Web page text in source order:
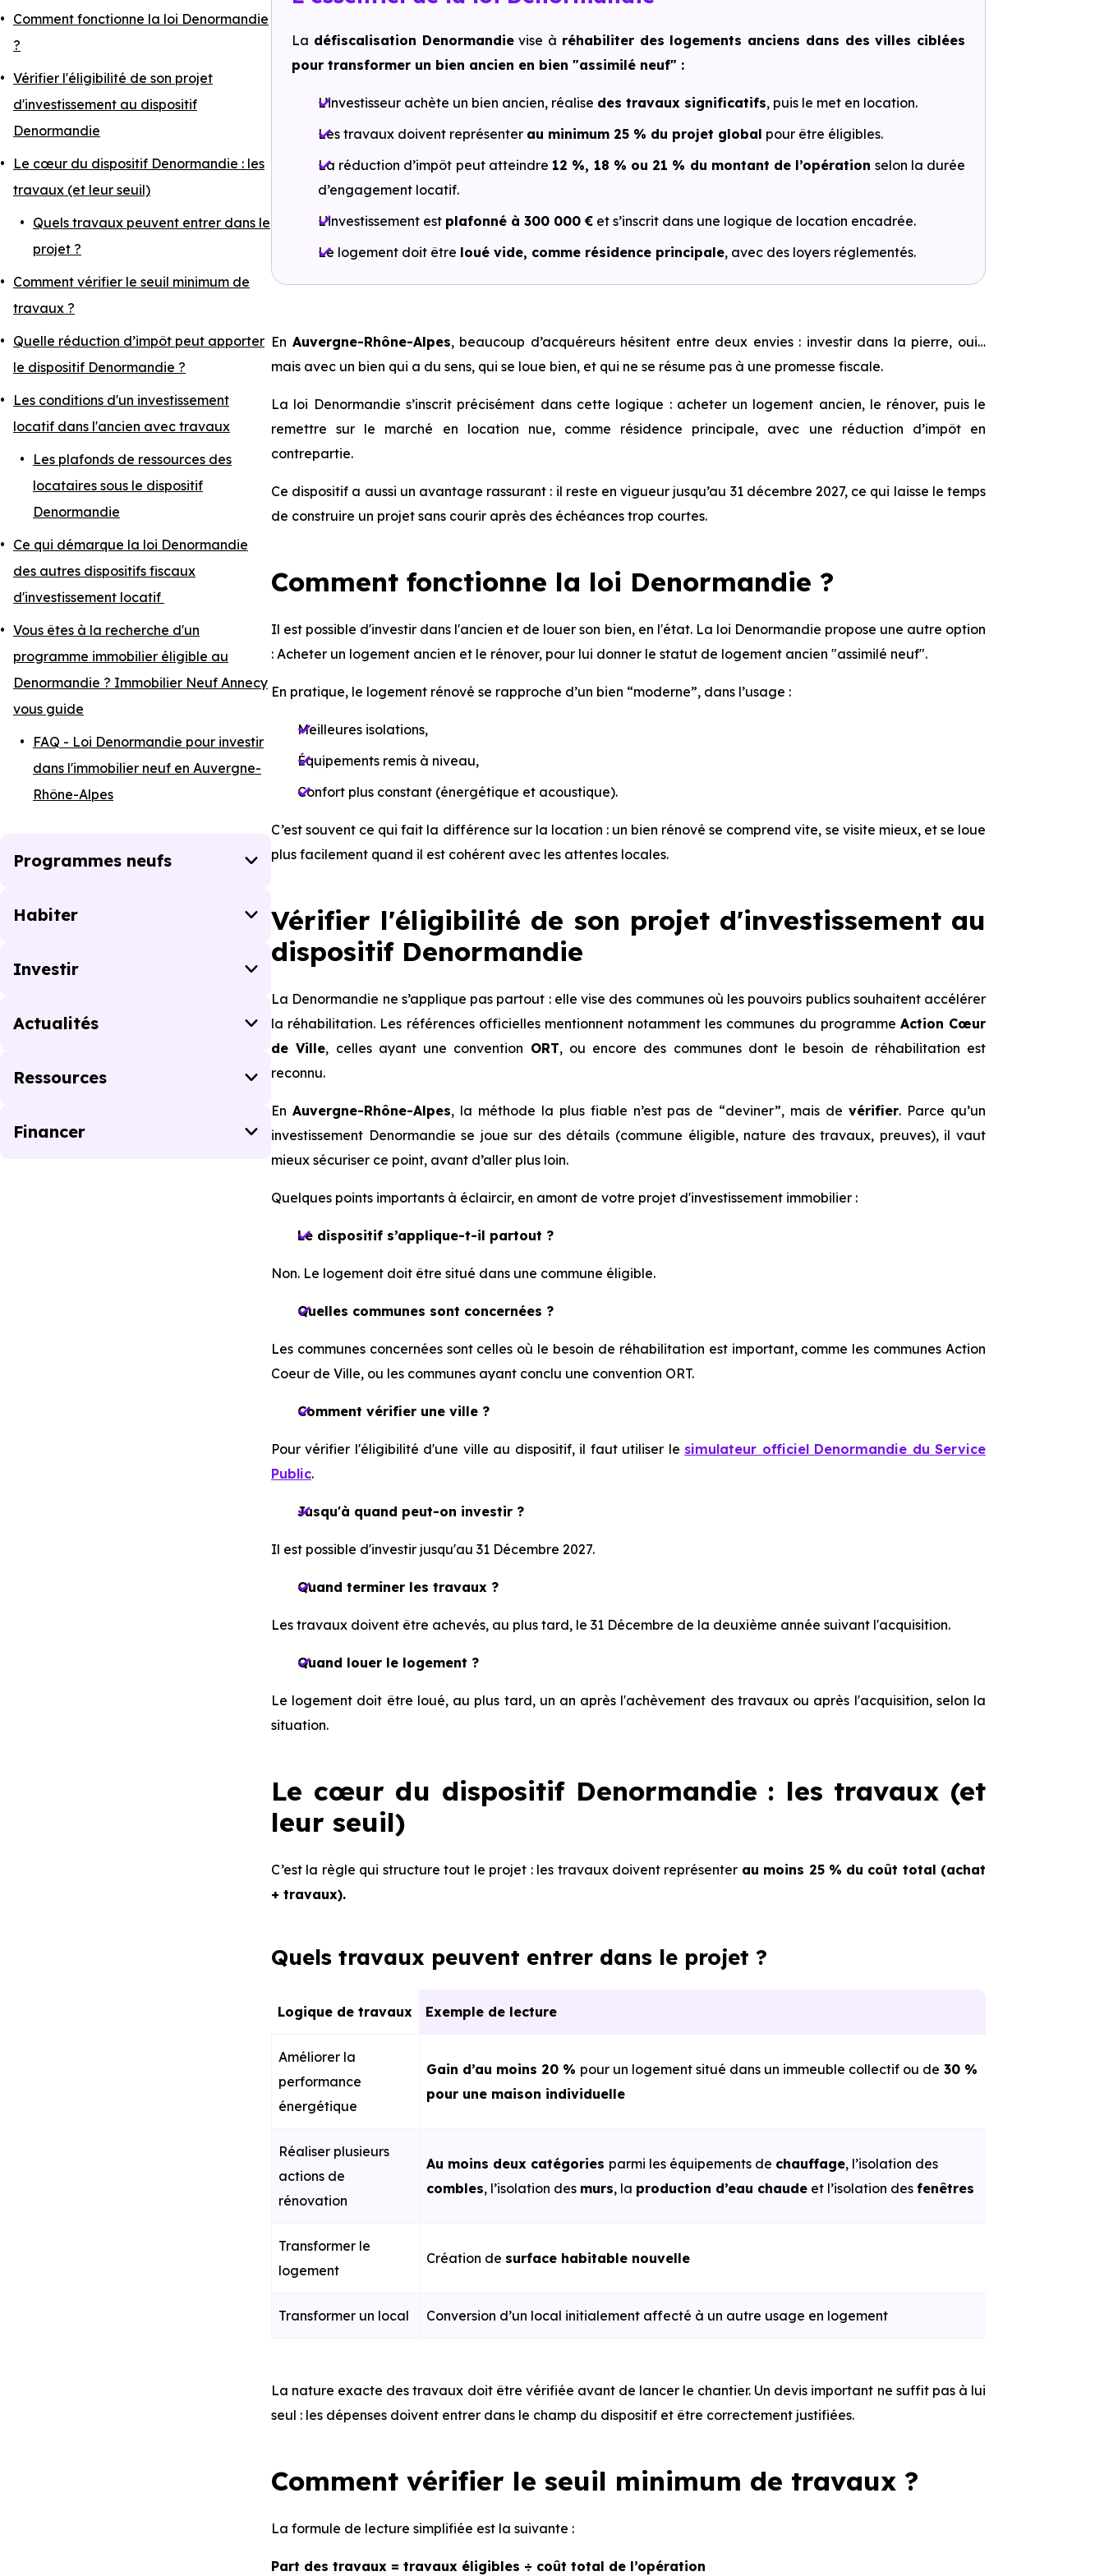
Comment fonctionne la loi Denormandie
?
Vérifier l'éligibilité de son projet
d'investissement au dispositif
Denormandie
Le cœur du dispositif Denormandie : les
travaux (et leur seuil)
Quels travaux peuvent entrer dans le
projet ?
Comment vérifier le seuil minimum de
travaux ?
Quelle réduction d’impôt peut apporter
le dispositif Denormandie ?
Les conditions d'un investissement
locatif dans l'ancien avec travaux
Les plafonds de ressources des
locataires sous le dispositif
Denormandie
Ce qui démarque la loi Denormandie
des autres dispositifs fiscaux
d'investissement locatif
Vous êtes à la recherche d'un
programme immobilier éligible au
Denormandie ? Immobilier Neuf Annecy
vous guide
FAQ - Loi Denormandie pour investir
dans l'immobilier neuf en Auvergne-
Rhône-Alpes
Programmes neufs
Habiter
Investir
Actualités
Ressources
Financer
La défiscalisation Denormandievise à réhabiliter des logements anciens dans des villes ciblées
pour transformer un bien ancien en bien "assimilé neuf" :
L’investisseur achète un bien ancien, réalise des travaux significatifs, puis le met en location.
Les travaux doivent représenter au minimum 25 % du projet global pour être éligibles.
La réduction d’impôt peut atteindre 12 %, 18 % ou 21 % du montant de l’opération selon la durée
d’engagement locatif.
L’investissement est plafonné à 300 000 € et s’inscrit dans une logique de location encadrée.
Le logement doit être loué vide, comme résidence principale, avec des loyers réglementés.
En Auvergne-Rhône-Alpes, beaucoup d’acquéreurs hésitent entre deux envies : investir dans la pierre, oui…
mais avec un bien qui a du sens, qui se loue bien, et qui ne se résume pas à une promesse fiscale.
La loi Denormandie s’inscrit précisément dans cette logique : acheter un logement ancien, le rénover, puis le
remettre sur le marché en location nue, comme résidence principale, avec une réduction d’impôt en
contrepartie.
Ce dispositif a aussi un avantage rassurant : il reste en vigueur jusqu’au 31 décembre 2027, ce qui laisse le temps
de construire un projet sans courir après des échéances trop courtes.
Comment fonctionne la loi Denormandie ?
Il est possible d'investir dans l'ancien et de louer son bien, en l'état. La loi Denormandie propose une autre option
: Acheter un logement ancien et le rénover, pour lui donner le statut de logement ancien "assimilé neuf".
En pratique, le logement rénové se rapproche d’un bien “moderne”, dans l’usage :
Meilleures isolations,
Équipements remis à niveau,
Confort plus constant (énergétique et acoustique).
C’est souvent ce qui fait la différence sur la location : un bien rénové se comprend vite, se visite mieux, et se loue
plus facilement quand il est cohérent avec les attentes locales.
Vérifier l'éligibilité de son projet d'investissement au
dispositif Denormandie
La Denormandie ne s’applique pas partout : elle vise des communes où les pouvoirs publics souhaitent accélérer
la réhabilitation. Les références officielles mentionnent notamment les communes du programme Action Cœur
de Ville, celles ayant une convention ORT, ou encore des communes dont le besoin de réhabilitation est
reconnu.
En Auvergne-Rhône-Alpes, la méthode la plus fiable n’est pas de “deviner”, mais devérifier. Parce qu’un
investissement Denormandie se joue sur des détails (commune éligible, nature des travaux, preuves), il vaut
mieux sécuriser ce point, avant d’aller plus loin.
Quelques points importants à éclaircir, en amont de votre projet d'investissement immobilier :
Le dispositif s’applique-t-il partout ?
Non. Le logement doit être situé dans une commune éligible.
Quelles communes sont concernées ?
Les communes concernées sont celles où le besoin de réhabilitation est important, comme les communes Action
Coeur de Ville, ou les communes ayant conclu une convention ORT.
Comment vérifier une ville ?
Pour vérifier l'éligibilité d'une ville au dispositif, il faut utiliser le simulateur officiel Denormandie du Service
Public.
Jusqu'à quand peut-on investir ?
Il est possible d'investir jusqu'au 31 Décembre 2027.
Quand terminer les travaux ?
Les travaux doivent être achevés, au plus tard, le 31 Décembre de la deuxième année suivant l'acquisition.
Quand louer le logement ?
Le logement doit être loué, au plus tard, un an après l'achèvement des travaux ou après l'acquisition, selon la
situation.
Le cœur du dispositif Denormandie : les travaux (et
leur seuil)
C’est la règle qui structure tout le projet : les travaux doivent représenter au moins 25 % du coût total (achat
+ travaux).
Quels travaux peuvent entrer dans le projet ?
Logique de travaux Exemple de lecture
Améliorer la
performance
énergétique
Gain d’au moins 20 % pour un logement situé dans un immeuble collectif ou de 30 %
pour une maison individuelle
Réaliser plusieurs
actions de
rénovation
Au moins deux catégories parmi les équipements de chauffage, l’isolation des
combles, l’isolation des murs, la production d’eau chaude et l’isolation des fenêtres
Transformer le
logement
Création de surface habitable nouvelle
Transformer un local Conversion d’un local initialement affecté à un autre usage en logement
La nature exacte des travaux doit être vérifiée avant de lancer le chantier. Un devis important ne suffit pas à lui
seul : les dépenses doivent entrer dans le champ du dispositif et être correctement justifiées.
Comment vérifier le seuil minimum de travaux ?
La formule de lecture simplifiée est la suivante :
Part des travaux = travaux éligibles ÷ coût total de l’opération